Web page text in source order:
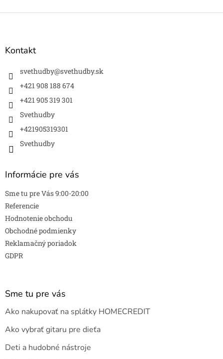
Z
Kontakt
svethudby@svethudby.sk
+421 908 188 674
+421 905 319 301
Svethudby
+421905319301
Svethudby
Informácie pre vás
Sme tu pre Vás 9:00-20:00
Referencie
Hodnotenie obchodu
Obchodné podmienky
Reklamačný poriadok
GDPR
Sme tu pre vás
Ako nakupovať na splátky HOMECREDIT
Ako vybrať gitaru pre dieťa
Deti a hudobné nástroje